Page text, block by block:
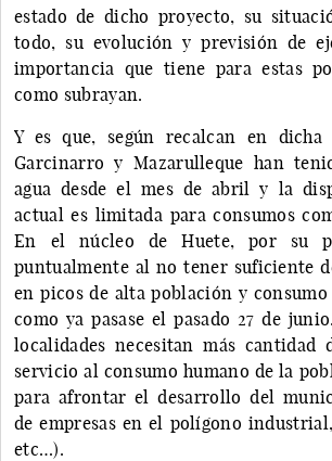
estado de dicho proyecto, su
todo, su evolución y previsión de
importancia que tiene para estas
como subrayan.
Y es que, según recalcan en dicha
Garcinarro y Mazarulleque han
agua desde el mes de abril y la
actual es limitada para consumos
En el núcleo de Huete, por su
puntualmente al no tener suficiente
en picos de alta población y
como ya pasase el pasado 27 de
localidades necesitan más cantidad
servicio al consumo humano de la
para afrontar el desarrollo del
de empresas en el polígono
etc…).